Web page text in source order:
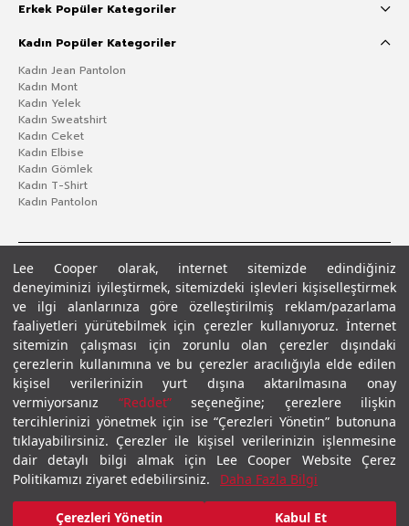
Lee Cooper olarak, internet sitemizde edindiğiniz
deneyiminizi iyileştirmek, sitemizdeki işlevleri kişiselleştirmek
ve ilgi alanlarınıza göre özelleştirilmiş reklam/pazarlama
faaliyetleri yürütebilmek için çerezler kullanıyoruz. İnternet
sitemizin çalışması için zorunlu olan çerezler dışındaki
çerezlerin kullanımına ve bu çerezler aracılığıyla elde edilen
kişisel verilerinizin yurt dışına aktarılmasına onay
vermiyorsanız “Reddet”seçeneğine; çerezlere ilişkin
tercihlerinizi yönetmek için ise “Çerezleri Yönetin” butonuna
tıklayabilirsiniz. Çerezler ile kişisel verilerinizin işlenmesine
dair detaylı bilgi almak için Lee Cooper Website Çerez
Politikamızı ziyaret edebilirsiniz.
Daha Fazla Bilgi
Çerezleri Yönetin Kabul Et
Erkek Popüler Kategoriler
Kadın Popüler Kategoriler
Kadın Jean Pantolon
Kadın Mont
Kadın Yelek
Kadın Sweatshirt
Kadın Ceket
Kadın Elbise
Kadın Gömlek
Kadın T-Shirt
Kadın Pantolon
Gizlilik PolitikasıÇerez Politikası KVKK Aydınlatma MetniŞartlar ve Koşullar
© 2026 Leecooper - Tüm Hakları Saklıdır.